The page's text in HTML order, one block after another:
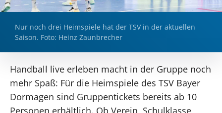
Nur noch drei Heimspiele hat der TSV in der aktuellen
Saison. Foto: Heinz Zaunbrecher
Handball live erleben macht in der Gruppe noch
mehr Spaß: Für die Heimspiele des TSV Bayer
Dormagen sind Gruppentickets bereits ab 10
Personen erhältlich. Ob Verein, Schulklasse,